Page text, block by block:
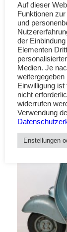
Auf dieser
Funktionen
und
der
Elementen
Medien. Je
Einwilligung
nicht
widerrufen
Verwendung
Enstellungen